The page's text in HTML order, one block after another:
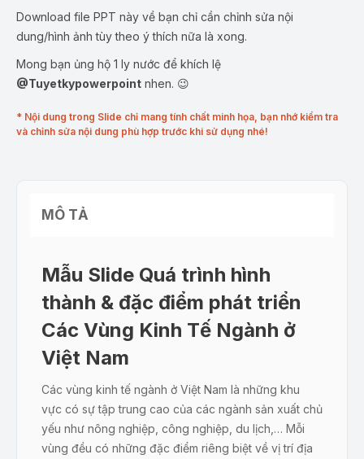
Download file PPT này về bạn chỉ cần chỉnh sửa nội
dung/hình ảnh tùy theo ý thích nữa là xong.
Mong bạn ủng hộ 1 ly nước để khích lệ
@Tuyetkypowerpoint nhen. 😉
* Nội dung trong Slide chỉ mang tính chất minh họa, bạn nhớ kiểm tra
và chỉnh sửa nội dung phù hợp trước khi sử dụng nhé!
MÔ TẢ
Mẫu Slide Quá trình hình
thành & đặc điểm phát triển
Các Vùng Kinh Tế Ngành ở
Việt Nam
Các vùng kinh tế ngành ở Việt Nam là những khu
vực có sự tập trung cao của các ngành sản xuất chủ
yếu như nông nghiệp, công nghiệp, du lịch,… Mỗi
vùng đều có những đặc điểm riêng biệt về vị trí địa